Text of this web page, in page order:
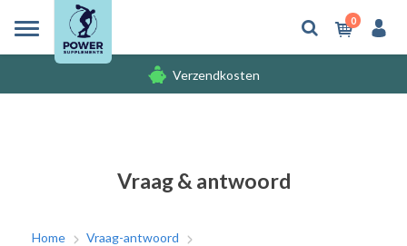
0
Verzendkosten
Vraag & antwoord
Home
Vraag-antwoord